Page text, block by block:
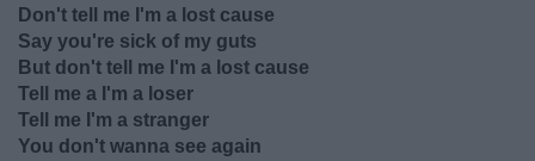
Don't tell me I'm a lost cause
Say you're sick of my guts
But don't tell me I'm a lost cause
Tell me a I'm a loser
Tell me I'm a stranger
You don't wanna see again